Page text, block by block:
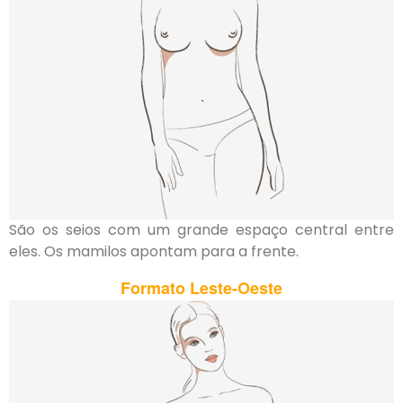
São os seios com um grande espaço central entre
eles. Os mamilos apontam para a frente.
Formato Leste-Oeste